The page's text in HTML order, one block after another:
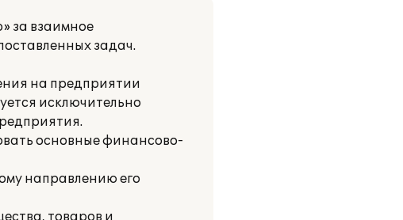
за взаимное
задач.
на предприятии
исключительно
основные финансово-
направлению его
товаров и